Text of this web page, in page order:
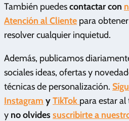
También puedescontactar con
Atención al Cliente para
resolver cualquier inquietud.
Además, publicamos
sociales ideas, ofertas y
técnicas de personalización.
Instagram yTikTok para estar
y no olvides suscribirte a